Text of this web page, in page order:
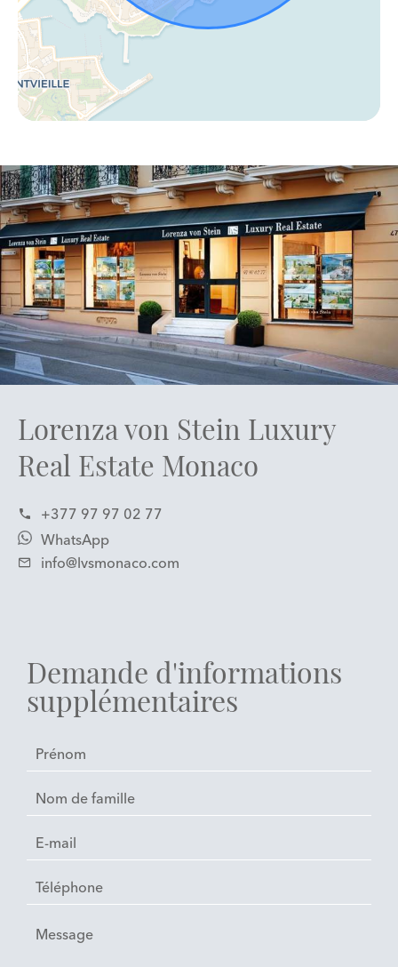
Lorenza von Stein Luxury
Real Estate Monaco
+377 97 97 02 77
WhatsApp
info@lvsmonaco.com
Demande d'informations
supplémentaires